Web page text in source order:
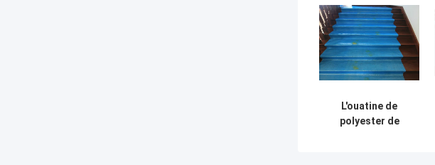
L'ouatine de
polyester de